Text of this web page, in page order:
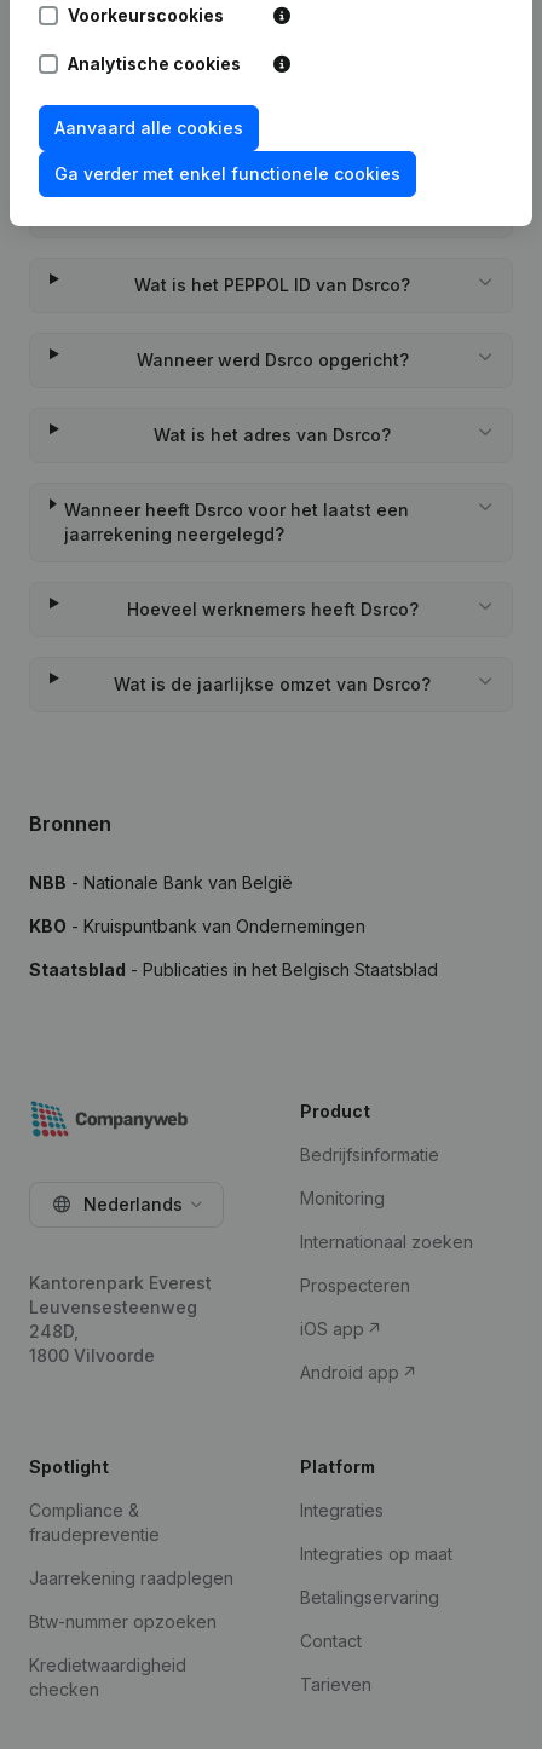
Veelgestelde vragen
Wat is het PEPPOL ID van Dsrco?
Wanneer werd Dsrco opgericht?
Wat is het adres van Dsrco?
Wanneer heeft Dsrco voor het laatst een
jaarrekening neergelegd?
Hoeveel werknemers heeft Dsrco?
Wat is de jaarlijkse omzet van Dsrco?
Bronnen
NBB - Nationale Bank van België
KBO - Kruispuntbank van Ondernemingen
Staatsblad - Publicaties in het Belgisch Staatsblad
Voorkeurscookies
Analytische cookies
Aanvaard alle cookies
Ga verder met enkel functionele cookies
Nederlands
Kantorenpark Everest
Leuvensesteenweg
248D,
1800 Vilvoorde
Product
Bedrijfsinformatie
Monitoring
Internationaal zoeken
Prospecteren
iOS app
Android app
Spotlight
Compliance &
fraudepreventie
Jaarrekening raadplegen
Btw-nummer opzoeken
Kredietwaardigheid
checken
Platform
Integraties
Integraties op maat
Betalingservaring
Contact
Tarieven